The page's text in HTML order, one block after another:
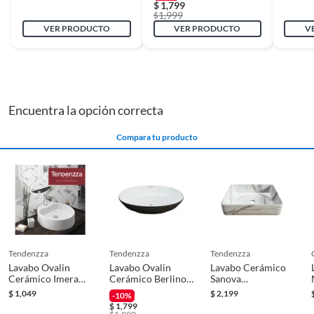
36
Sistema de fijación
Tipo de instalación
VER PRODUCTO
$ 1,799
$1,999
VER PRODUCTO
Encuentra la opción correcta
Compara tu producto
tendenzza
Lavabo Ovalin
Cerámico Imera
Redondo
$ 1,049
tendenzza
Lavabo Ovalin
Cerámico Berlino
Blanco con negro
-10%
$1,799
tendenzza
Lavabo Cerámico
Sanova
Marmoleado
$ 2,199